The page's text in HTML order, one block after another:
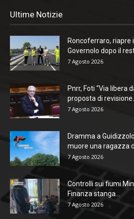
Ultime Notizie
Roncoferraro, riapre
Governolo dopo il
7 Agosto 2026
Pnrr, Foti “Via libera
proposta di revisione...
7 Agosto 2026
Dramma a
muore una ragazza
7 Agosto 2026
Controlli sui fiumi
Finanza stanga...
7 Agosto 2026